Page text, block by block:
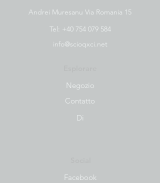
Andrei Muresanu Via Romania 15
Tel: +40 754 079 584
info@scioqxci.net
Negozio
Contatto
Di
Facebook